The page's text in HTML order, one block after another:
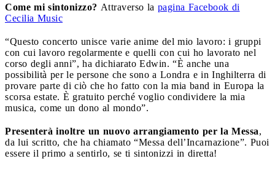
Come mi sintonizzo? Attraverso la pagina Facebook di
Cecilia Music
“Questo concerto unisce varie anime del mio lavoro: i gruppi
con cui lavoro regolarmente e quelli con cui ho lavorato nel
corso degli anni”, ha dichiarato Edwin. “È anche una
possibilità per le persone che sono a Londra e in Inghilterra di
provare parte di ciò che ho fatto con la mia band in Europa la
scorsa estate. È gratuito perché voglio condividere la mia
musica, come un dono al mondo”.
Presenterà inoltre un nuovo arrangiamento per la Messa,
da lui scritto, che ha chiamato “Messa dell’Incarnazione”. Puoi
essere il primo a sentirlo, se ti sintonizzi in diretta!